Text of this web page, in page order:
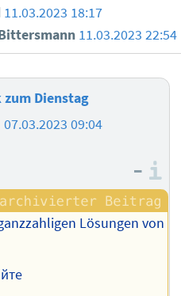
11.03.2023 18:17
11.03.2023 22:54
Dienstag
07.03.2023 09:04
–
Lösungen von